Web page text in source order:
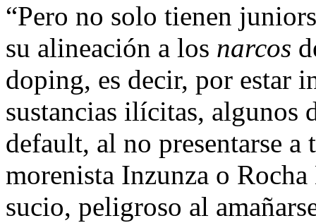
“Pero no solo tienen
su alineación a los narcos
doping, es decir, por estar
sustancias ilícitas, algunos
default, al no presentarse a
morenista Inzunza o
sucio, peligroso al